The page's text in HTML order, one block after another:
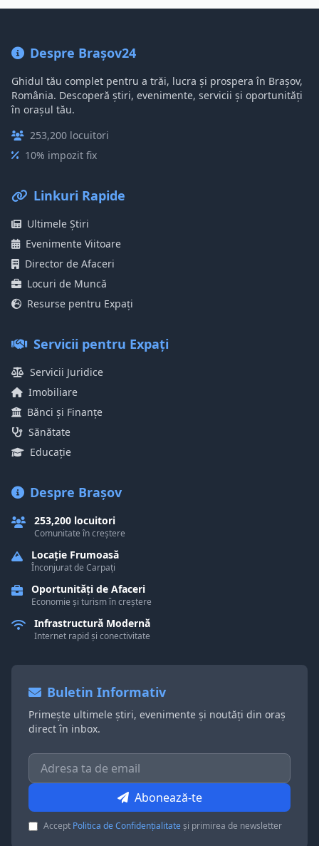
Despre Brașov24
Ghidul tău complet pentru a trăi, lucra și prospera în Brașov,
România. Descoperă știri, evenimente, servicii și oportunități
în orașul tău.
253,200 locuitori
10% impozit fix
Linkuri Rapide
Ultimele Știri
Evenimente Viitoare
Director de Afaceri
Locuri de Muncă
Resurse pentru Expați
Servicii pentru Expați
Servicii Juridice
Imobiliare
Bănci și Finanțe
Sănătate
Educație
Despre Brașov
253,200 locuitori
Comunitate în creștere
Locație Frumoasă
Înconjurat de Carpați
Oportunități de Afaceri
Economie și turism în creștere
Infrastructură Modernă
Internet rapid și conectivitate
Buletin Informativ
Primește ultimele știri, evenimente și noutăți din oraș
direct în inbox.
Abonează-te
Accept Politica de Confidențialitateși primirea de newsletter